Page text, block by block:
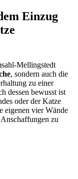
Einzug
Mellingstedt
, sondern auch die
zu einer
dessen bewusst ist
oder der Katze
eigenen vier Wände
zu